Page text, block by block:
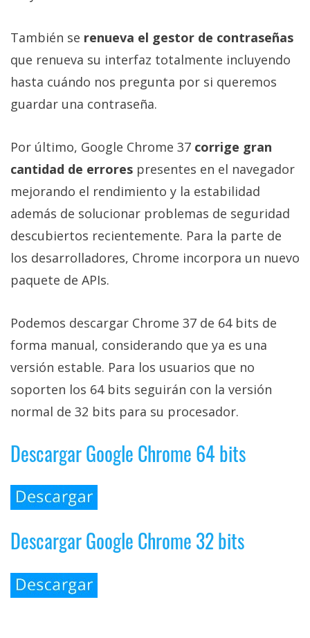
comunicación
digital donde
todas las
móviles,
apps,
informática,
videojuegos,
comparativas,
tutoriales.
El Grupo
Informático
(CC) 2006-
derechos
reservados.
También se renueva el gestor de contraseñas
que renueva su interfaz totalmente incluyendo
hasta cuándo nos pregunta por si queremos
guardar una contraseña.
Por último, Google Chrome 37 corrige gran
cantidad de errores presentes en el navegador
mejorando el rendimiento y la estabilidad
además de solucionar problemas de seguridad
descubiertos recientemente. Para la parte de
los desarrolladores, Chrome incorpora un nuevo
paquete de APIs.
Podemos descargar Chrome 37 de 64 bits de
forma manual, considerando que ya es una
versión estable. Para los usuarios que no
soporten los 64 bits seguirán con la versión
normal de 32 bits para su procesador.
Descargar Google Chrome 64 bits
Descargar Google Chrome 32 bits